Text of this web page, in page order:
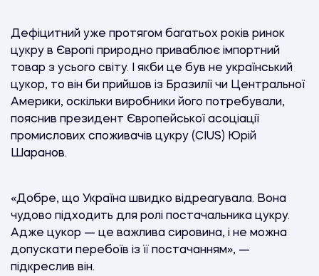
Дефіцитний уже протягом багатьох років ринок
цукру в Європі природно приваблює імпортний
товар з усього світу. І якби це був не український
цукор, то він би прийшов із Бразилії чи Центральної
Америки, оскільки виробники його потребували,
пояснив президент Європейської асоціації
промислових споживачів цукру (CIUS) Юрій
Шаранов.
«Добре, що Україна швидко відреагувала. Вона
чудово підходить для ролі постачальника цукру.
Адже цукор — це важлива сировина, і не можна
допускати перебоїв із її постачанням», —
підкреслив він.